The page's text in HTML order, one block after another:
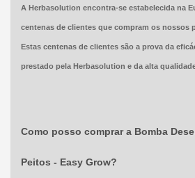
A Herbasolution encontra-se estabelecida na
centenas de clientes que compram os nossos
Estas centenas de clientes são a prova da
prestado pela Herbasolution e da alta
Como posso comprar a Bomba
Peitos - Easy Grow?